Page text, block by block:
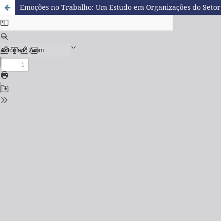
Emoções no Trabalho: Um Estudo em Organizações do